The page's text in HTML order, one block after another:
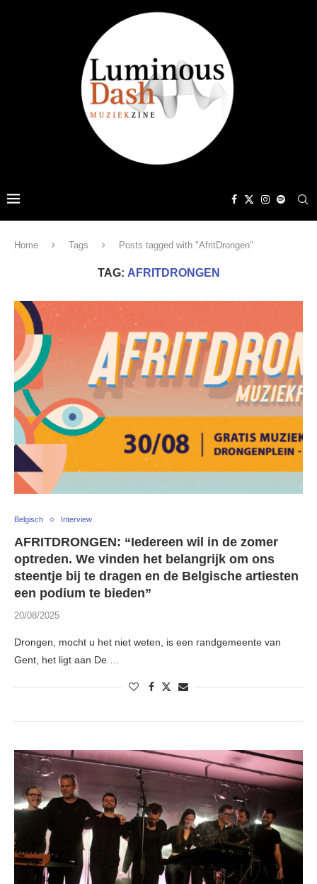
Home Tags Posts tagged with "AfritDrongen"
TAG: AFRITDRONGEN
Belgisch Interview
AFRITDRONGEN: “Iedereen wil in de zomer
optreden. We vinden het belangrijk om ons
steentje bij te dragen en de Belgische artiesten
een podium te bieden”
20/08/2025
Drongen, mocht u het niet weten, is een randgemeente van
Gent, het ligt aan De …